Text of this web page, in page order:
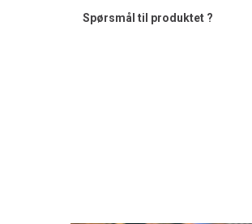
Spørsmål til produktet ?